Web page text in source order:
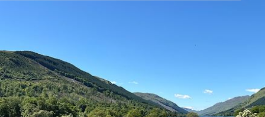
écossaises, Glasgow et ses environs vous invitent à vivre des
moments inoubliables.
VTT / Gravel
Budget